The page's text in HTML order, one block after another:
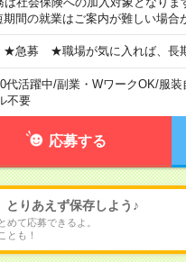
間の就業はご案内が難しい場合
急募 ★職場が気に入れば、長
代活躍中/副業・WワークOK/服装
不要
応募する
とりあえず保存しよう♪
めて応募できるよ。
とも！